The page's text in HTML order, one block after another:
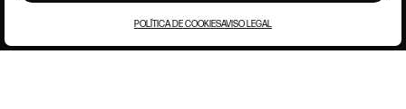
POLÍTICA DE COOKIESAVISO LEGAL